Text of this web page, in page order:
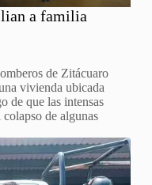
a familia
de Zitácuaro
vivienda ubicada
de que las intensas
de algunas